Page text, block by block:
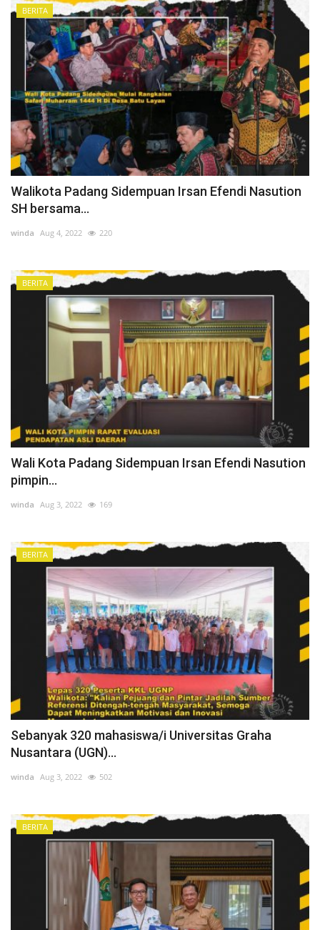
BERITA
Walikota Padang Sidempuan Irsan Efendi Nasution
SH bersama...
winda Aug 4, 2022 220
BERITA
Wali Kota Padang Sidempuan Irsan Efendi Nasution
pimpin...
winda Aug 3, 2022 169
BERITA
Sebanyak 320 mahasiswa/i Universitas Graha
Nusantara (UGN)...
winda Aug 3, 2022 502
BERITA